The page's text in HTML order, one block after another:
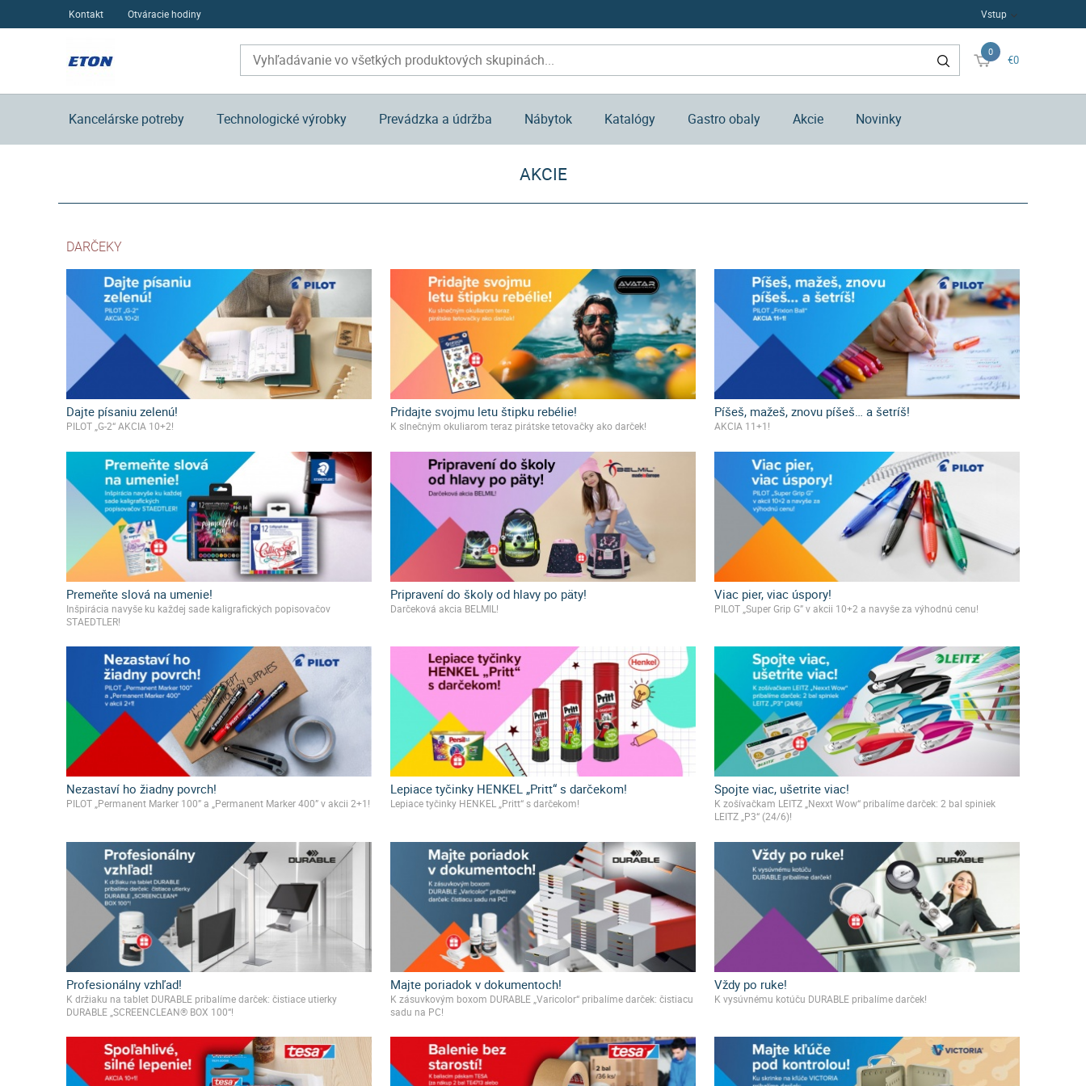
Kontakt Otváracie hodiny Vstup
0
€0
Kancelárske potreby Technologické výrobky Prevádzka a údržba Nábytok Katalógy Gastro obaly Akcie Novinky
AKCIE
DARČEKY
Dajte písaniu zelenú!
PILOT „G-2“ AKCIA 10+2!
Pridajte svojmu letu štipku rebélie!
K slnečným okuliarom teraz pirátske tetovačky ako darček!
Píšeš, mažeš, znovu píšeš… a šetríš!
AKCIA 11+1!
Premeňte slová na umenie!
Inšpirácia navyše ku každej sade kaligrafických popisovačov
STAEDTLER!
Pripravení do školy od hlavy po päty!
Darčeková akcia BELMIL!
Viac pier, viac úspory!
PILOT „Super Grip G” v akcii 10+2 a navyše za výhodnú cenu!
Nezastaví ho žiadny povrch!
PILOT „Permanent Marker 100” a „Permanent Marker 400” v akcii 2+1!
Lepiace tyčinky HENKEL „Pritt“ s darčekom!
Lepiace tyčinky HENKEL „Pritt“ s darčekom!
Spojte viac, ušetrite viac!
K zošívačkam LEITZ „Nexxt Wow“ pribalíme darček: 2 bal spiniek
LEITZ „P3“ (24/6)!
Profesionálny vzhľad!
K držiaku na tablet DURABLE pribalíme darček: čistiace utierky
DURABLE „SCREENCLEAN® BOX 100“!
Majte poriadok v dokumentoch!
K zásuvkovým boxom DURABLE „Varicolor“ pribalíme darček: čistiacu
sadu na PC!
Vždy po ruke!
K vysúvnému kotúču DURABLE pribalíme darček!